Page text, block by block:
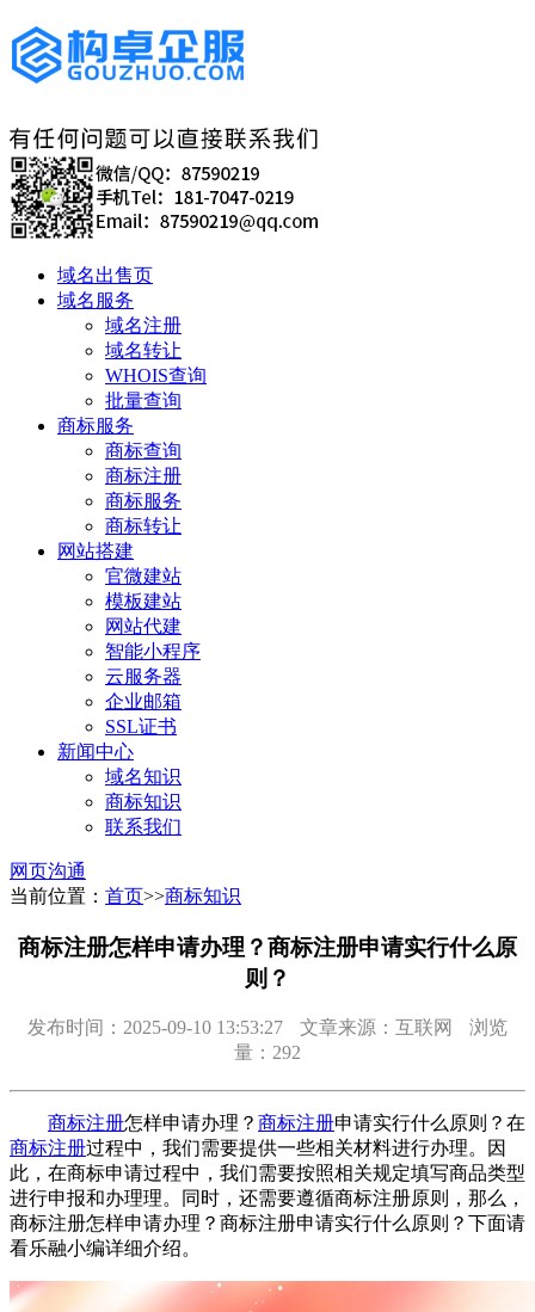
域名出售页
域名服务
域名注册
域名转让
WHOIS查询
批量查询
商标服务
商标查询
商标注册
商标服务
商标转让
网站搭建
官微建站
模板建站
网站代建
智能小程序
云服务器
企业邮箱
SSL证书
新闻中心
域名知识
商标知识
联系我们
网页沟通
当前位置： 首页>>商标知识
商标注册怎样申请办理？商标注册申请实行什么原
则？
发布时间：2025-09-10 13:53:27 文章来源：互联网
浏览
量：292
商标注册怎样申请办理？ 商标注册申请实行什么原则？在
商标注册过程中，我们需要提供一些相关材料进行办理。因
此，在商标申请过程中，我们需要按照相关规定填写商品类型
进行申报和办理理。同时，还需要遵循商标注册原则，那么，
商标注册怎样申请办理？商标注册申请实行什么原则？下面请
看乐融小编详细介绍。